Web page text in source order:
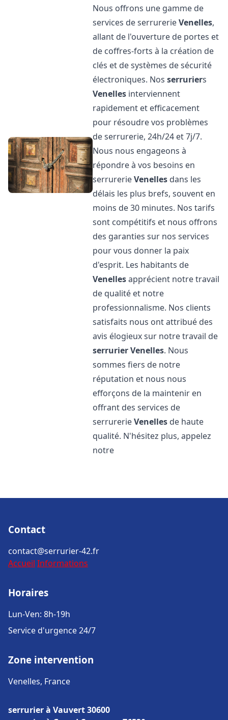
Nous offrons une gamme de
services de serrurerieVenelles,
allant de l'ouverture de portes et
de coffres-forts à la création de
clés et de systèmes de sécurité
électroniques. Nosserruriers
Venelles interviennent
rapidement et efficacement
pour résoudre vos problèmes
de serrurerie, 24h/24 et 7j/7.
Nous nous engageons à
répondre à vos besoins en
serrurerieVenelles dans les
délais les plus brefs, souvent en
moins de 30 minutes. Nos tarifs
sont compétitifs et nous offrons
des garanties sur nos services
pour vous donner la paix
d'esprit. Les habitants de
Venellesapprécient notre travail
de qualité et notre
professionnalisme. Nos clients
satisfaits nous ont attribué des
avis élogieux sur notre travail de
serrurierVenelles. Nous
sommes fiers de notre
réputation et nous nous
efforçons de la maintenir en
offrant des services de
serrurerieVenelles de haute
qualité. N'hésitez plus, appelez
notre
Contact
contact@serrurier-42.fr
Accueil Informations
Horaires
Lun-Ven: 8h-19h
Service d'urgence 24/7
Zone intervention
Venelles, France
serrurier à Vauvert 30600